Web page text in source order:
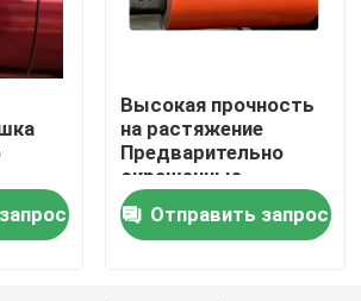
стали
нержавеющей стали
Высокая прочность
на растяжение
Предварительно
окрашенные
оцинкованные
стальные панели,
обеспечивающие
Отправить запрос